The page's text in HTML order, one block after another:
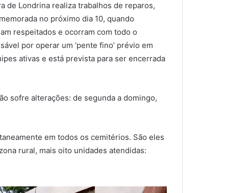
de Londrina realiza trabalhos de reparos,
no próximo dia 10, quando
respeitados e ocorram com todo o
por operar um ‘pente fino’ prévio em
ativas e está prevista para ser encerrada
sofre alterações: de segunda a domingo,
em todos os cemitérios. São eles
rural, mais oito unidades atendidas: